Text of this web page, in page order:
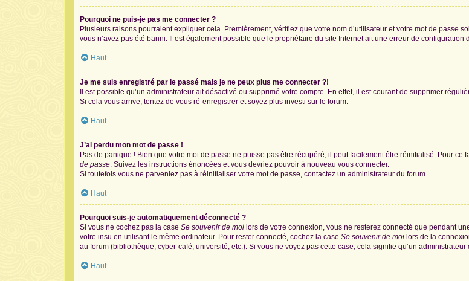
Pourquoi ne puis-je pas me connecter ?
Plusieurs raisons pourraient expliquer cela. Premièrement, vérifiez que votre nom d’utilisateur et votre mot de passe
vous n’avez pas été banni. Il est également possible que le propriétaire du site Internet ait une erreur de configuration
Haut
Je me suis enregistré par le passé mais je ne peux plus me connecter ?!
Il est possible qu’un administrateur ait désactivé ou supprimé votre compte. En effet, il est courant de supprimer
Si cela vous arrive, tentez de vous ré-enregistrer et soyez plus investi sur le forum.
Haut
J’ai perdu mon mot de passe !
Pas de panique ! Bien que votre mot de passe ne puisse pas être récupéré, il peut facilement être réinitialisé. Pour
de passe. Suivez les instructions énoncées et vous devriez pouvoir à nouveau vous connecter.
Si toutefois vous ne parveniez pas à réinitialiser votre mot de passe, contactez un administrateur du forum.
Haut
Pourquoi suis-je automatiquement déconnecté ?
Si vous ne cochez pas la case Se souvenir de moi lors de votre connexion, vous ne resterez connecté que pendant
votre insu en utilisant le même ordinateur. Pour rester connecté, cochez la case Se souvenir de moi lors de la
au forum (bibliothèque, cyber-café, université, etc.). Si vous ne voyez pas cette case, cela signifie qu’un
Haut